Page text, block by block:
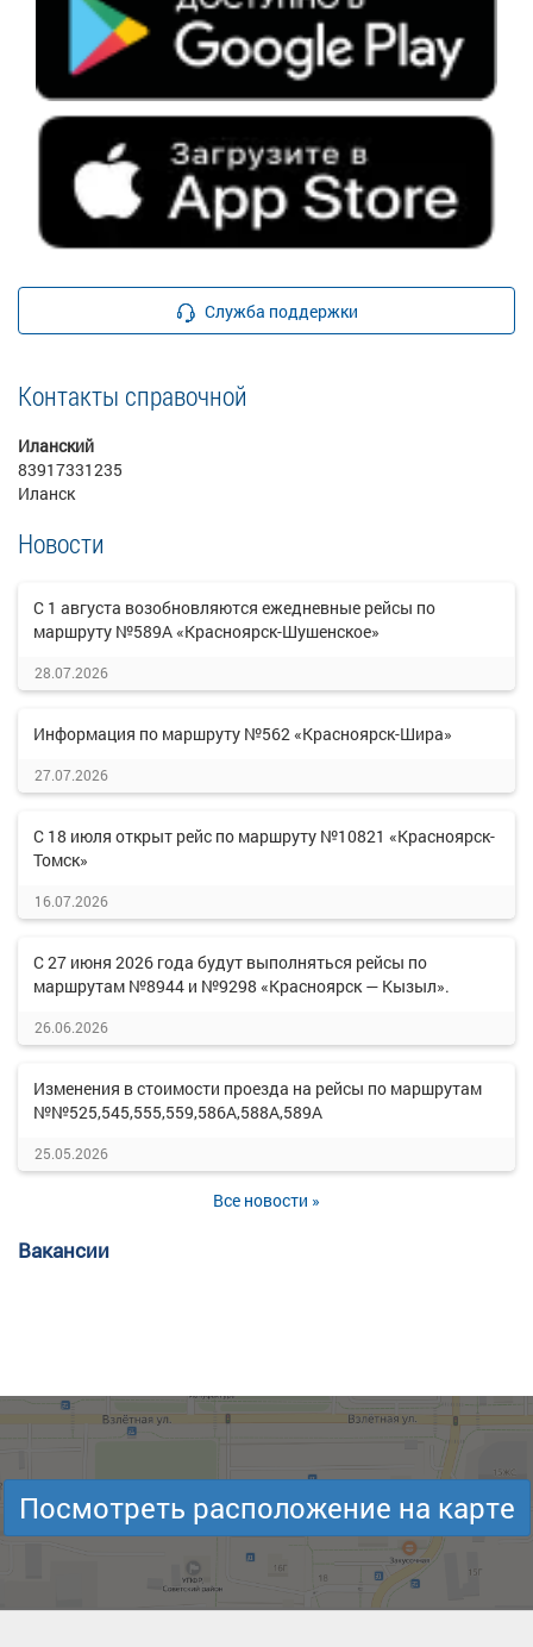
Служба поддержки
Контакты справочной
Иланский
83917331235
Иланск
Новости
С 1 августа возобновляются ежедневные рейсы по
маршруту №589А «Красноярск-Шушенское»
28.07.2026
Информация по маршруту №562 «Красноярск-Шира»
27.07.2026
С 18 июля открыт рейс по маршруту №10821 «Красноярск-
Томск»
16.07.2026
С 27 июня 2026 года будут выполняться рейсы по
маршрутам №8944 и №9298 «Красноярск — Кызыл».
26.06.2026
Изменения в стоимости проезда на рейсы по маршрутам
№№525,545,555,559,586А,588А,589А
25.05.2026
Все новости »
Вакансии
Посмотреть расположение на карте